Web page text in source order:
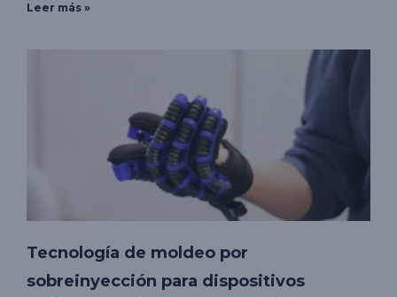
Leer más »
Tecnología de moldeo por
sobreinyección para dispositivos